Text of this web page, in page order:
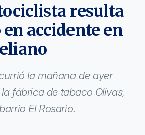
resulta
accidente en
la mañana de ayer
fábrica de tabaco Olivas,
El Rosario.